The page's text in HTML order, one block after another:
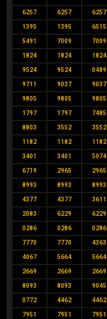
6257 6257 6257
1395 1395 6515
5491 7009 7009
1824 1824 1824
9524 9524 0489
9711 9037 9037
9805 9805 9805
1797 1797 7485
8803 3552 3552
1182 1182 1182
3401 3401 5074
6719 2965 2965
8993 8993 8993
4377 4377 3611
2083 6229 6229
0286 0286 0286
7770 7770 4363
4067 5664 5664
2669 2669 2669
8093 8093 9045
0772 4462 4462
7951 7951 7951